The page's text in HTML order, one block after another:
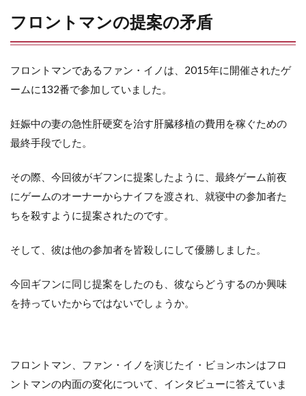
フロントマンの提案の矛盾
フロントマンであるファン・イノは、2015年に開催されたゲ
ームに132番で参加していました。
妊娠中の妻の急性肝硬変を治す肝臓移植の費用を稼ぐための
最終手段でした。
その際、今回彼がギフンに提案したように、最終ゲーム前夜
にゲームのオーナーからナイフを渡され、就寝中の参加者た
ちを殺すように提案されたのです。
そして、彼は他の参加者を皆殺しにして優勝しました。
今回ギフンに同じ提案をしたのも、彼ならどうするのか興味
を持っていたからではないでしょうか。
フロントマン、ファン・イノを演じたイ・ビョンホンはフロ
ントマンの内面の変化について、インタビューに答えていま